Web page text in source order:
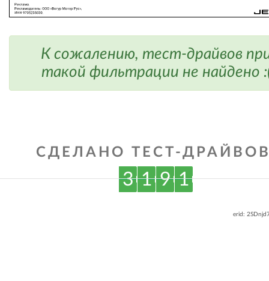
К сожалению, тест-драйвов
такой фильтрации не найдено
СДЕЛАНО ТЕСТ-
3 1 9 1
erid: